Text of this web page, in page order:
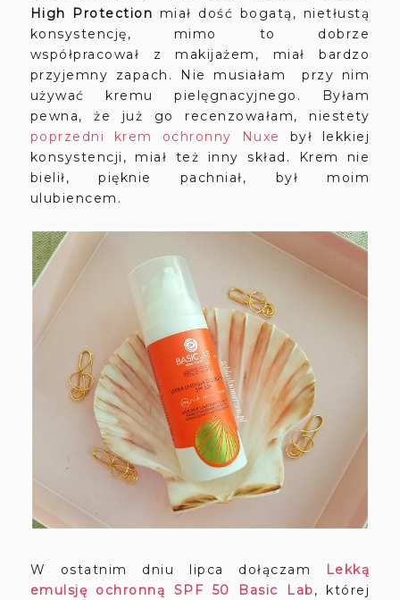
High Protection miał dość bogatą, nietłustą
konsystencję, mimo to dobrze
współpracował z makijażem, miał bardzo
przyjemny zapach. Nie musiałam przy nim
używać kremu pielęgnacyjnego. Byłam
pewna, że już go recenzowałam, niestety
poprzedni krem ochronny Nuxe
był lekkiej
konsystencji, miał też inny skład. Krem nie
bielił, pięknie pachniał, był moim
ulubiencem.
W ostatnim dniu lipca dołączam
Lekką
emulsję ochronną SPF 50 Basic Lab, której